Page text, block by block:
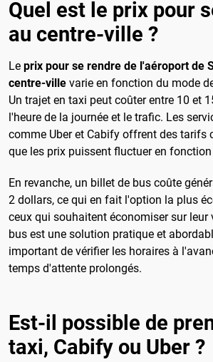
Quel est le prix pour
au centre-ville ?
Le prix pour se rendre de l'aéroport de
centre-ville varie en fonction du mode
Un trajet en taxi peut coûter entre 10 et
l'heure de la journée et le trafic. Les
comme Uber et Cabify offrent des tarifs
que les prix puissent fluctuer en
En revanche, un billet de bus coûte
2 dollars, ce qui en fait l'option la plus
ceux qui souhaitent économiser sur leur
bus est une solution pratique et
important de vérifier les horaires à
temps d'attente prolongés.
Est-il possible de
taxi, Cabify ou Uber ?